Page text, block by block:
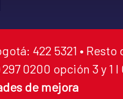
422 5321 • Resto
0200 opción 3 y 1
de mejora